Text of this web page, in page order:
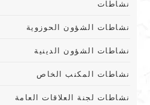
نشاطات
نشاطات الشؤون الحوزوية
نشاطات الشؤون الدينية
نشاطات المكنب الخاص
نشاطات لجنة العلاقات العامة